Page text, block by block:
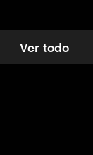
Ver todo